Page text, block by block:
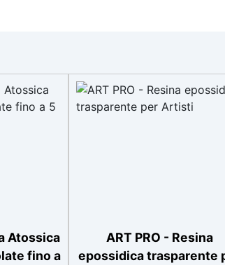
Atossica
fino a
ART PRO - Resina
epossidica trasparente